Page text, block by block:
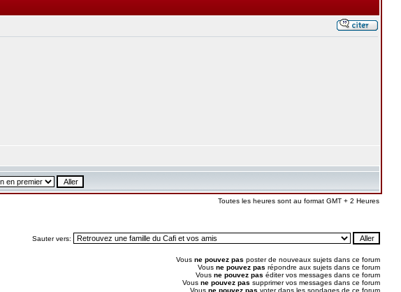
Toutes les heures sont au format GMT + 2 Heures
Sauter vers:
Vous ne pouvez pas poster de nouveaux sujets dans ce forum
Vous ne pouvez pas répondre aux sujets dans ce forum
Vous ne pouvez pas éditer vos messages dans ce forum
Vous ne pouvez pas supprimer vos messages dans ce forum
Vous ne pouvez pas voter dans les sondages de ce forum